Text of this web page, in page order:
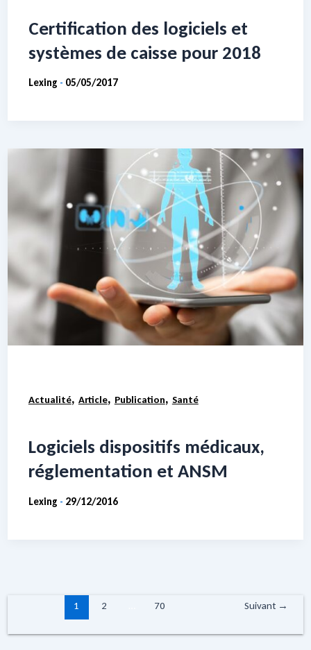
Certification des logiciels et
systèmes de caisse pour 2018
Lexing - 05/05/2017
Actualité, Article, Publication, Santé
Logiciels dispositifs médicaux,
réglementation et ANSM
Lexing - 29/12/2016
1 2 70 Suivant →